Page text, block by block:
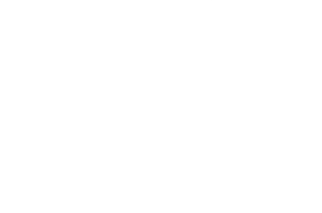
desde una mirada observadora y natural.